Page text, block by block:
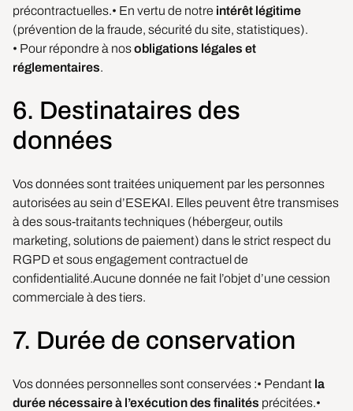
précontractuelles.• En vertu de notre intérêt légitime
(prévention de la fraude, sécurité du site, statistiques).
• Pour répondre à nosobligations légales et
réglementaires.
6. Destinataires des
données
Vos données sont traitées uniquement par les personnes
autorisées au sein d’ESEKAI. Elles peuvent être transmises
à des sous-traitants techniques (hébergeur, outils
marketing, solutions de paiement) dans le strict respect du
RGPD et sous engagement contractuel de
confidentialité.Aucune donnée ne fait l’objet d’une cession
commerciale à des tiers.
7. Durée de conservation
Vos données personnelles sont conservées :• Pendant la
durée nécessaire à l’exécution des finalités précitées.•